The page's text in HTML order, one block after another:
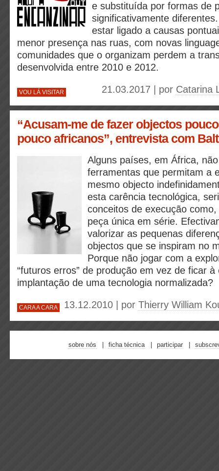
e substituída por formas de
significativamente
estar ligado a causas
menor presença nas ruas, com novas
comunidades que o organizam perdem a
desenvolvida entre 2010 e 2012.
VOU LÁ VISITAR 21.03.2017 | por Catarina
“Acusam-me de fazer objectos
pouco africanos”, entrevista com
Alguns países, em África,
ferramentas que permitam a
mesmo objecto
esta carência tecnológica,
conceitos de execução
peça única em série.
valorizar as pequenas
objectos que se inspiram no
Porque não jogar com a
“futuros erros” de produção em vez de ficar à
implantação de uma tecnologia normalizada?
CARA A CARA 13.12.2010 | por Thierry William
sobre nós ficha técnica participar